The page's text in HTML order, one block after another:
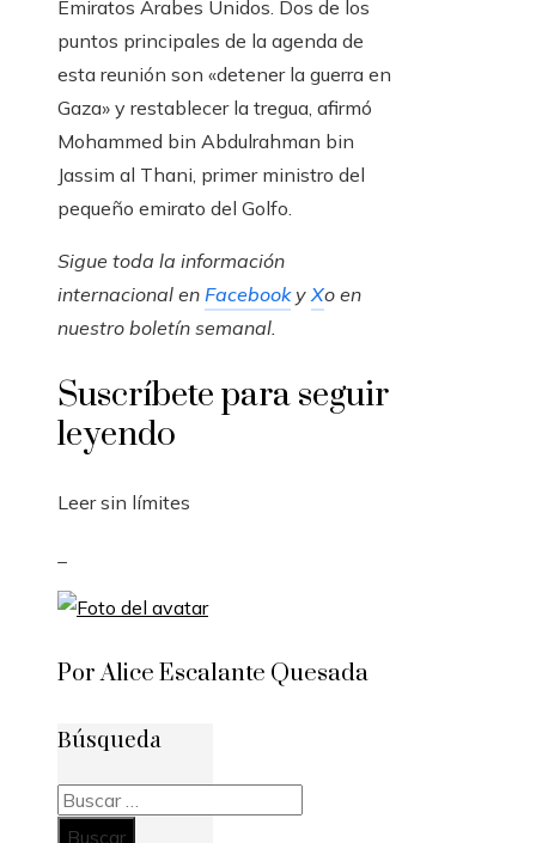
Emiratos Árabes Unidos. Dos de los
puntos principales de la agenda de
esta reunión son «detener la guerra en
Gaza» y restablecer la tregua, afirmó
Mohammed bin Abdulrahman bin
Jassim al Thani, primer ministro del
pequeño emirato del Golfo.
Sigue toda la información
internacional en FacebookyXo en
nuestro boletín semanal.
Suscríbete para seguir
leyendo
Leer sin límites
Por Alice Escalante Quesada
Búsqueda
Buscar: